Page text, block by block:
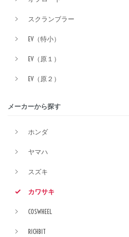
スクランブラー
EV（特小）
EV（原１）
EV（原２）
メーカーから探す
ホンダ
ヤマハ
スズキ
カワサキ
COSWHEEL
RICHBIT